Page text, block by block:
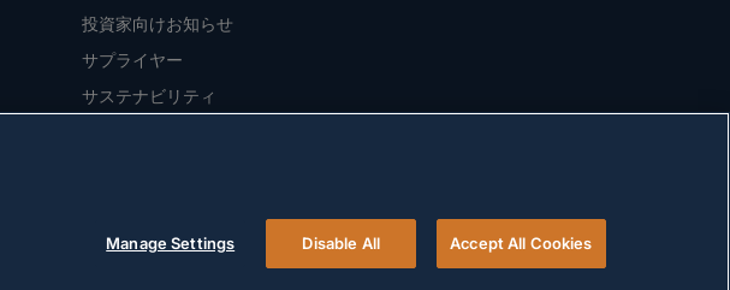
投資家向けお知らせ
サプライヤー
サステナビリティ
© 2026 Versigent. All rights reserved
Manage Settings Disable All Accept All Cookies